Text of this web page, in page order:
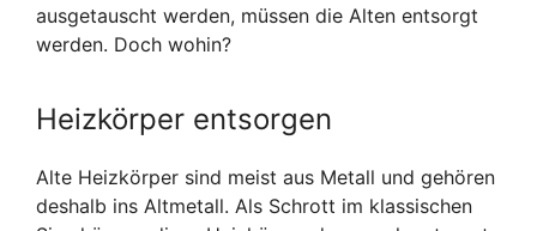
ausgetauscht werden, müssen die Alten entsorgt
werden. Doch wohin?
Heizkörper entsorgen
Alte Heizkörper sind meist aus Metall und gehören
deshalb ins Altmetall. Als Schrott im klassischen